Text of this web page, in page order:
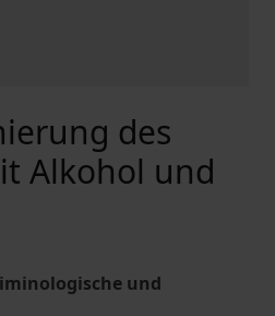
des
Alkohol und
und